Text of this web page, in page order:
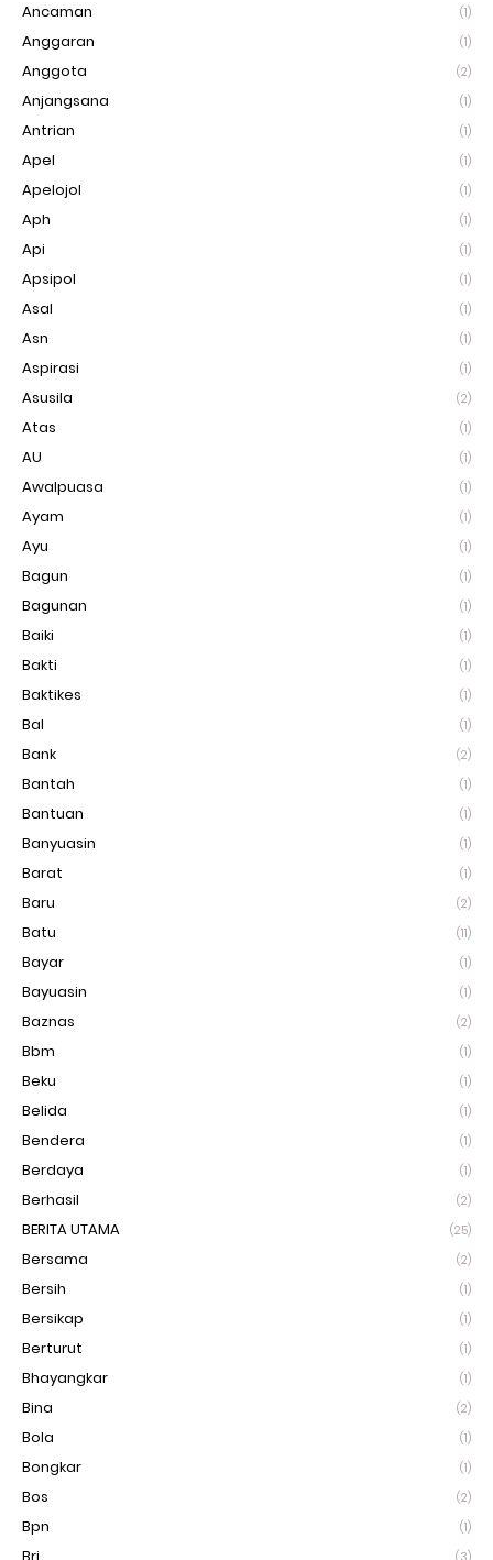
Ancaman (1)
Anggaran (1)
Anggota (2)
Anjangsana (1)
Antrian (1)
Apel (1)
Apelojol (1)
Aph (1)
Api (1)
Apsipol (1)
Asal (1)
Asn (1)
Aspirasi (1)
Asusila (2)
Atas (1)
AU (1)
Awalpuasa (1)
Ayam (1)
Ayu (1)
Bagun (1)
Bagunan (1)
Baiki (1)
Bakti (1)
Baktikes (1)
Bal (1)
Bank (2)
Bantah (1)
Bantuan (1)
Banyuasin (1)
Barat (1)
Baru (2)
Batu (11)
Bayar (1)
Bayuasin (1)
Baznas (2)
Bbm (1)
Beku (1)
Belida (1)
Bendera (1)
Berdaya (1)
Berhasil (2)
BERITA UTAMA (25)
Bersama (2)
Bersih (1)
Bersikap (1)
Berturut (1)
Bhayangkar (1)
Bina (2)
Bola (1)
Bongkar (1)
Bos (2)
Bpn (1)